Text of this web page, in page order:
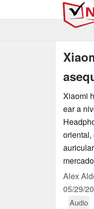
Xiaomi
ear a
oriental,
Alex
05/29/
Audio